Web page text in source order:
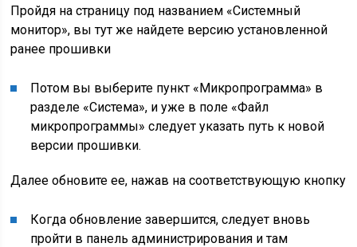
Пройдя на страницу под названием «Системный
монитор», вы тут же найдете версию установленной
ранее прошивки
Потом вы выберите пункт «Микропрограмма» в
разделе «Система», и уже в поле «Файл
микропрограммы» следует указать путь к новой
версии прошивки.
Далее обновите ее, нажав на соответствующую кнопку
Когда обновление завершится, следует вновь
пройти в панель администрирования и там